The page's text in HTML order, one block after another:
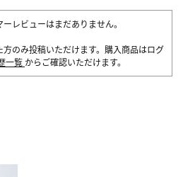
レビューはまだありません。
のみ投稿いただけます。購入商品はログ
一覧 からご確認いただけます。